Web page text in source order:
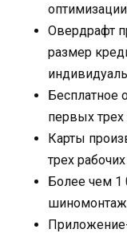
Овердрафт
размер
Бесплатное
первых
Карты
трех
Более чем 1